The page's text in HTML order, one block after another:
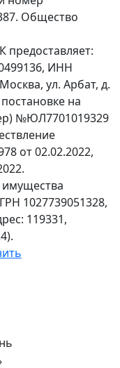
Общество
предоставляет:
ИНН
ул. Арбат, д.
на
№ЮЛ7701019329
от 02.02.2022,
имущества
1027739051328,
119331,